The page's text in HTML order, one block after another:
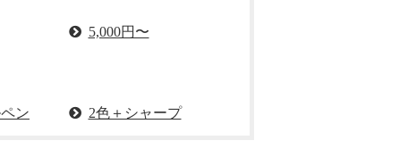
5,000円〜
ン 2色＋シャープ